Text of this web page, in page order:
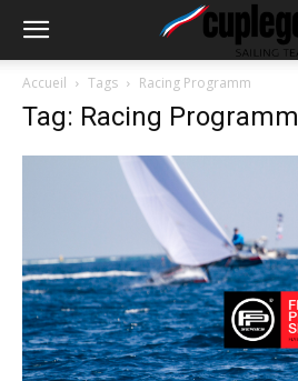
Accueil Tags Racing Programm
Tag: Racing Programm